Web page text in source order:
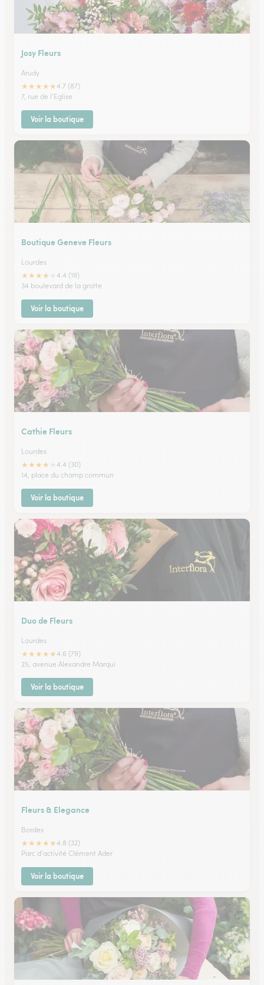
Josy Fleurs
Arudy
★★★★★4.7 (87)
7, rue de l'Eglise
Voir la boutique
Boutique Geneve Fleurs
Lourdes
★★★★
4.4 (19)
34 boulevard de la grotte
Voir la boutique
Cathie Fleurs
Lourdes
★★★★
4.4 (30)
14, place du champ commun
Voir la boutique
Duo de Fleurs
Lourdes
★★★★★4.6 (79)
25, avenue Alexandre Marqui
Voir la boutique
Fleurs & Elegance
Bordes
★★★★★4.8 (32)
Parc d'activité Clément Ader
Voir la boutique